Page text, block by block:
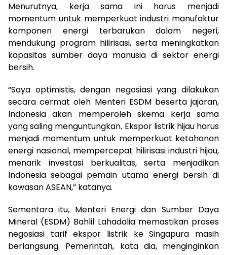
Menurutnya, kerja sama ini harus menjadi
momentum untuk memperkuat industri manufaktur
komponen energi terbarukan dalam negeri,
mendukung program hilirisasi, serta meningkatkan
kapasitas sumber daya manusia di sektor energi
bersih.
“Saya optimistis, dengan negosiasi yang dilakukan
secara cermat oleh Menteri ESDM beserta jajaran,
Indonesia akan memperoleh skema kerja sama
yang saling menguntungkan. Ekspor listrik hijau harus
menjadi momentum untuk memperkuat ketahanan
energi nasional, mempercepat hilirisasi industri hijau,
menarik investasi berkualitas, serta menjadikan
Indonesia sebagai pemain utama energi bersih di
kawasan ASEAN,” katanya.
Sementara itu, Menteri Energi dan Sumber Daya
Mineral (ESDM) Bahlil Lahadalia memastikan proses
negosiasi tarif ekspor listrik ke Singapura masih
berlangsung. Pemerintah, kata dia, menginginkan